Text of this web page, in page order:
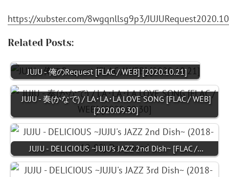
https://xubster.com/8wgqnllsg9p3/
Related Posts:
JUJU - 俺のRequest [FLAC / WEB] [2020.10.21]
JUJU - 奏(かなで) / LA･LA･LA LOVE SONG [FLAC / WEB]
[2020.09.30]
JUJU - DELICIOUS ~JUJU's JAZZ 2nd Dish~ [FLAC /…